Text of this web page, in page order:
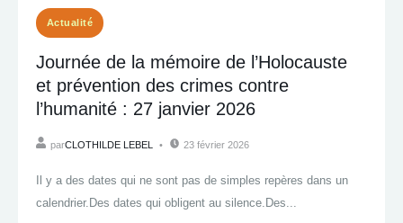
Actualité
Journée de la mémoire de l’Holocauste
et prévention des crimes contre
l’humanité : 27 janvier 2026
parCLOTHILDE LEBEL 23 février 2026
Il y a des dates qui ne sont pas de simples repères dans un
calendrier.Des dates qui obligent au silence.Des...